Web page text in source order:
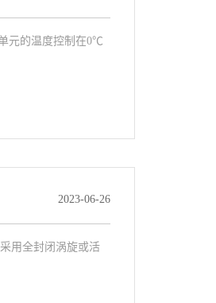
元的温度控制在0℃
2023-06-26
用全封闭涡旋或活